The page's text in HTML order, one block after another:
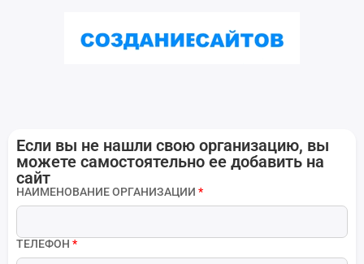
Если вы не нашли свою организацию, вы
можете самостоятельно ее добавить на
сайт
НАИМЕНОВАНИЕ ОРГАНИЗАЦИИ *
ТЕЛЕФОН *